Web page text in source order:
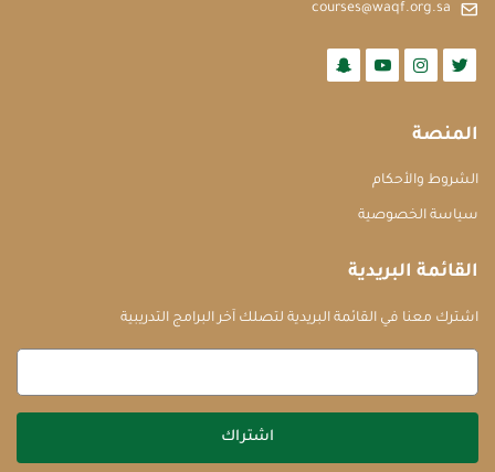
courses@waqf.org.sa
المنصة
الشروط والأحكام
سياسة الخصوصية
القائمة البريدية
اشترك معنا في القائمة البريدية لتصلك آخر البرامج التدريبية
اشتراك